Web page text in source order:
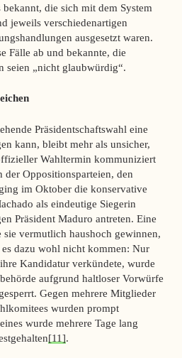
bekannt, die sich mit dem System
jeweils verschiedenartigen
ausgesetzt waren.
Fälle ab und bekannte, die
seien „nicht glaubwürdig“.
Präsidentschaftswahl eine
kann, bleibt mehr als unsicher,
Wahltermin kommuniziert
der Oppositionsparteien, den
im Oktober die konservative
als eindeutige Siegerin
Präsident Maduro antreten. Eine
vermutlich haushoch gewinnen,
dazu wohl nicht kommen: Nur
Kandidatur verkündete, wurde
aufgrund haltloser Vorwürfe
Gegen mehrere Mitglieder
wurden prompt
wurde mehrere Tage lang
[11].